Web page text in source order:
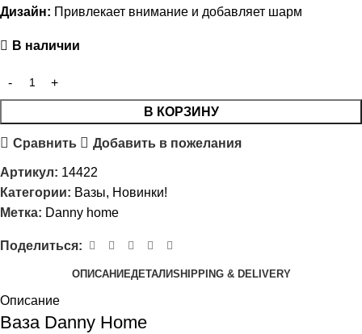
Дизайн: Привлекает внимание и добавляет шарм
В наличии
В КОРЗИНУ
Сравнить Добавить в пожелания
Артикул: 14422
Категории: Вазы, Новинки!
Метка: Danny home
Поделиться:
ОПИСАНИЕДЕТАЛИSHIPPING & DELIVERY
Описание
Ваза Danny Home